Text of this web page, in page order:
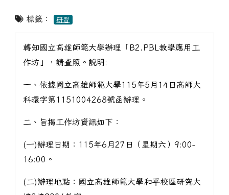
標籤： 研習
轉知國立高雄師範大學辦理「B2.PBL教學應用工
作坊」，請查照。說明:
一、依據國立高雄師範大學115年5月14日高師大
科環字第1151004268號函辦理。
二、旨揭工作坊資訊如下：
(一)辦理日期：115年6月27日（星期六）9:00-
16:00。
(二)辦理地點：國立高雄師範大學和平校區研究大